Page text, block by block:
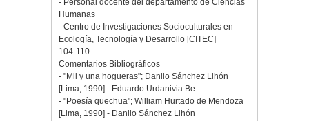
- Personal docente del departamento de Ciencias
Humanas
- Centro de Investigaciones Socioculturales en
Ecología, Tecnología y Desarrollo [CITEC]
104-110
Comentarios Bibliográficos
- "Mil y una hogueras"; Danilo Sánchez Lihón
[Lima, 1990] - Eduardo Urdanivia Be.
- "Poesía quechua"; William Hurtado de Mendoza
[Lima, 1990] - Danilo Sánchez Lihón